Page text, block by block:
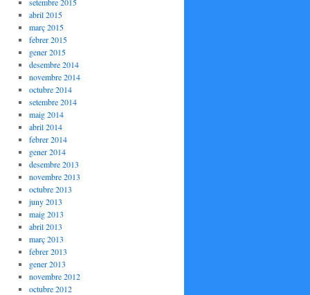
abril 2015
març 2015
febrer 2015
gener 2015
desembre 2014
novembre 2014
octubre 2014
setembre 2014
maig 2014
abril 2014
febrer 2014
gener 2014
desembre 2013
novembre 2013
octubre 2013
juny 2013
maig 2013
abril 2013
març 2013
febrer 2013
gener 2013
novembre 2012
octubre 2012